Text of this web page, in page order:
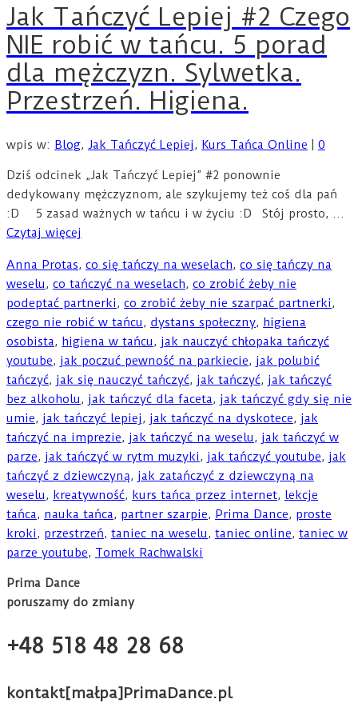
Jak Tańczyć Lepiej #2 Czego
NIE robić w tańcu. 5 porad
dla mężczyzn. Sylwetka.
Przestrzeń. Higiena.
wpis w: Blog, Jak Tańczyć Lepiej, Kurs Tańca Online 0
Dziś odcinek „Jak Tańczyć Lepiej” #2 ponownie
dedykowany mężczyznom, ale szykujemy też coś dla pań
:D 5 zasad ważnych w tańcu i w życiu :D Stój prosto, …
Czytaj więcej
Anna Protas, co się tańczy na weselach, co się tańczy na
weselu, co tańczyć na weselach, co zrobić żeby nie
podeptać partnerki, co zrobić żeby nie szarpać partnerki,
czego nie robić w tańcu, dystans społeczny, higiena
osobista, higiena w tańcu, jak nauczyć chłopaka tańczyć
youtube, jak poczuć pewność na parkiecie, jak polubić
tańczyć, jak się nauczyć tańczyć, jak tańczyć, jak tańczyć
bez alkoholu, jak tańczyć dla faceta, jak tańczyć gdy się nie
umie, jak tańczyć lepiej, jak tańczyć na dyskotece, jak
tańczyć na imprezie, jak tańczyć na weselu, jak tańczyć w
parze, jak tańczyć w rytm muzyki, jak tańczyć youtube, jak
tańczyć z dziewczyną, jak zatańczyć z dziewczyną na
weselu, kreatywność, kurs tańca przez internet, lekcje
tańca, nauka tańca, partner szarpie, Prima Dance, proste
kroki, przestrzeń, taniec na weselu, taniec online, taniec w
parze youtube, Tomek Rachwalski
Prima Dance
poruszamy do zmiany
+48 518 48 28 68
kontakt[małpa]PrimaDance.pl